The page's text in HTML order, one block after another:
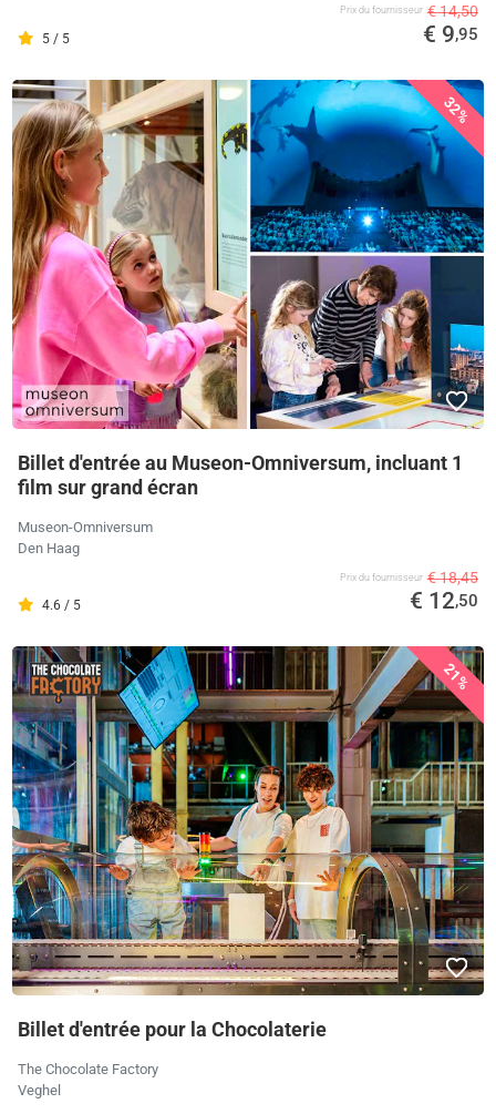
5 / 5
Prix ​​du fournisseur € 14,50
€ 9,95
32%
Billet d'entrée au Museon-Omniversum, incluant 1
film sur grand écran
Museon-Omniversum
Den Haag
4.6 / 5
Prix ​​du fournisseur € 18,45
€ 12,50
21%
Billet d'entrée pour la Chocolaterie
The Chocolate Factory
Veghel